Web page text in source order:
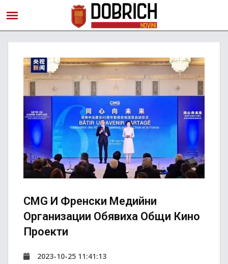
CMG И Френски Медийни
Организации Обявиха Общи Кино
Проекти
2023-10-25 11:41:13